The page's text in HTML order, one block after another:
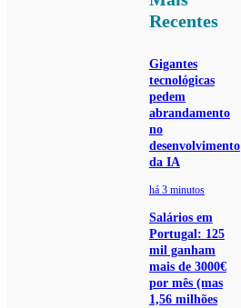
Recentes
Gigantes
tecnológicas
pedem
abrandamento
no
desenvolvimento
da IA
há 3 minutos
Salários em
Portugal: 125
mil ganham
mais de 3000€
por mês (mas
1,56 milhões